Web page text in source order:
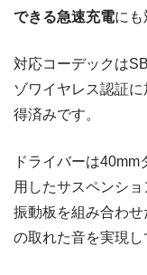
できる急速充電にも
対応コーデックは
ゾワイヤレス認証
得済みです。
ドライバーは
用したサスペンシ
振動板を組み合わ
の取れた音を実現し